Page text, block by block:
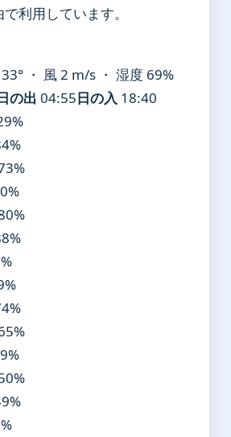
利用しています。
・ 風 2 m/s ・ 湿度 69%
の出 04:55日の入 18:40